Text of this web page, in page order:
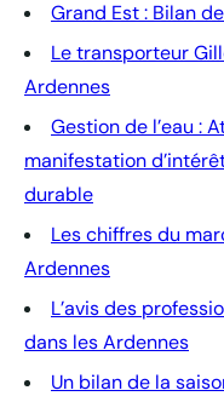
Grand Est : Bilan
Le transporteur
Ardennes
Gestion de l’eau :
manifestation
durable
Les chiffres du
Ardennes
L’avis des
dans les Ardennes
Un bilan de la